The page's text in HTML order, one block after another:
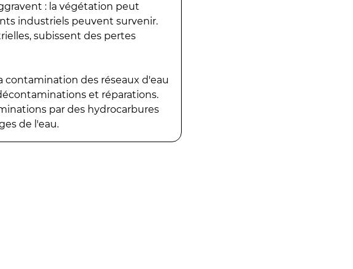
: la végétation peut
industriels peuvent survenir.
subissent des pertes
contamination des réseaux d'eau
et réparations.
par des hydrocarbures
de l'eau.